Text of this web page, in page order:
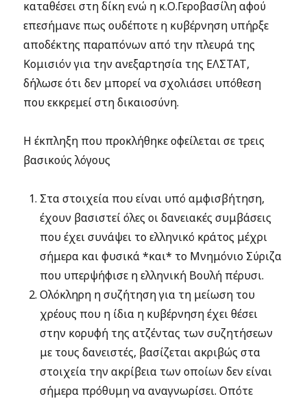
καταθέσει στη δίκη ενώ η κ.Ο.Γεροβασίλη αφού
επεσήμανε πως ουδέποτε η κυβέρνηση υπήρξε
αποδέκτης παραπόνων από την πλευρά της
Κομισιόν για την ανεξαρτησία της ΕΛΣΤΑΤ,
δήλωσε ότι δεν μπορεί να σχολιάσει υπόθεση
που εκκρεμεί στη δικαιοσύνη.
Η έκπληξη που προκλήθηκε οφείλεται σε τρεις
βασικούς λόγους
Στα στοιχεία που είναι υπό αμφισβήτηση,
έχουν βασιστεί όλες οι δανειακές συμβάσεις
που έχει συνάψει το ελληνικό κράτος μέχρι
σήμερα και φυσικά *και* το Μνημόνιο Σύριζα
που υπερψήφισε η ελληνική Βουλή πέρυσι.
Ολόκληρη η συζήτηση για τη μείωση του
χρέους που η ίδια η κυβέρνηση έχει θέσει
στην κορυφή της ατζέντας των συζητήσεων
με τους δανειστές, βασίζεται ακριβώς στα
στοιχεία την ακρίβεια των οποίων δεν είναι
σήμερα πρόθυμη να αναγνωρίσει. Οπότε